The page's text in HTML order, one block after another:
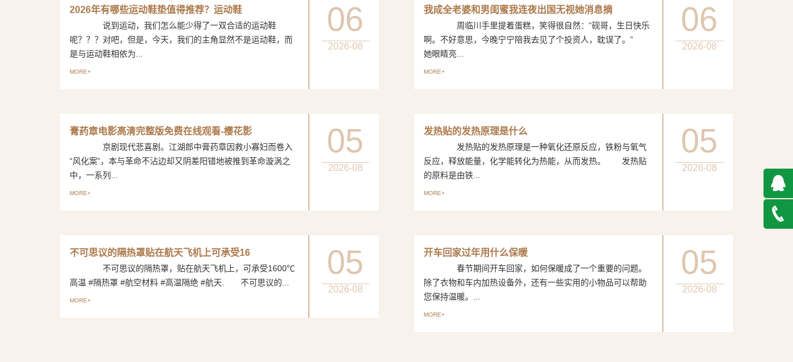
2026年有哪些运动鞋垫值得推荐？运动鞋
说到运动，我们怎么能少得了一双合适的运动鞋
呢？？？对吧，但是，今天，我们的主角显然不是运动鞋，而
是与运动鞋相依为...
MORE+
06
2026-08
我成全老婆和男闺蜜我连夜出国无视她消息摘
周临川手里提着蛋糕，笑得很自然：“砚哥，生日快乐
啊。不好意思，今晚宁宁陪我去见了个投资人，耽误了。”
她眼睛亮...
MORE+
06
2026-08
膏药章电影高清完整版免费在线观看-樱花影
京剧现代悲喜剧。江湖郎中膏药章因救小寡妇而卷入
“风化案”，本与革命不沾边却又阴差阳错地被推到革命漩涡之
中，一系列...
MORE+
05
2026-08
发热贴的发热原理是什么
发热贴的发热原理是一种氧化还原反应，铁粉与氧气
反应，释放能量，化学能转化为热能，从而发热。 发热贴
的原料是由铁...
MORE+
05
2026-08
不可思议的隔热罩贴在航天飞机上可承受16
不可思议的隔热罩，贴在航天飞机上，可承受1600℃
高温 #隔热罩 #航空材料 #高温隔绝 #航天. 不可思议的...
MORE+
05
2026-08
开车回家过年用什么保暖
春节期间开车回家，如何保暖成了一个重要的问题。
除了衣物和车内加热设备外，还有一些实用的小物品可以帮助
您保持温暖。...
MORE+
05
2026-08
QQ在